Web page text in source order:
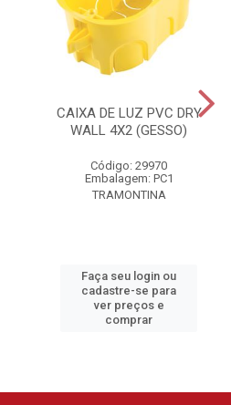
CAIXA DE LUZ PVC DRY
WALL 4X2 (GESSO)
Código: 29970
Embalagem: PC1
TRAMONTINA
Faça seu login ou
cadastre-se para
ver preços e
comprar